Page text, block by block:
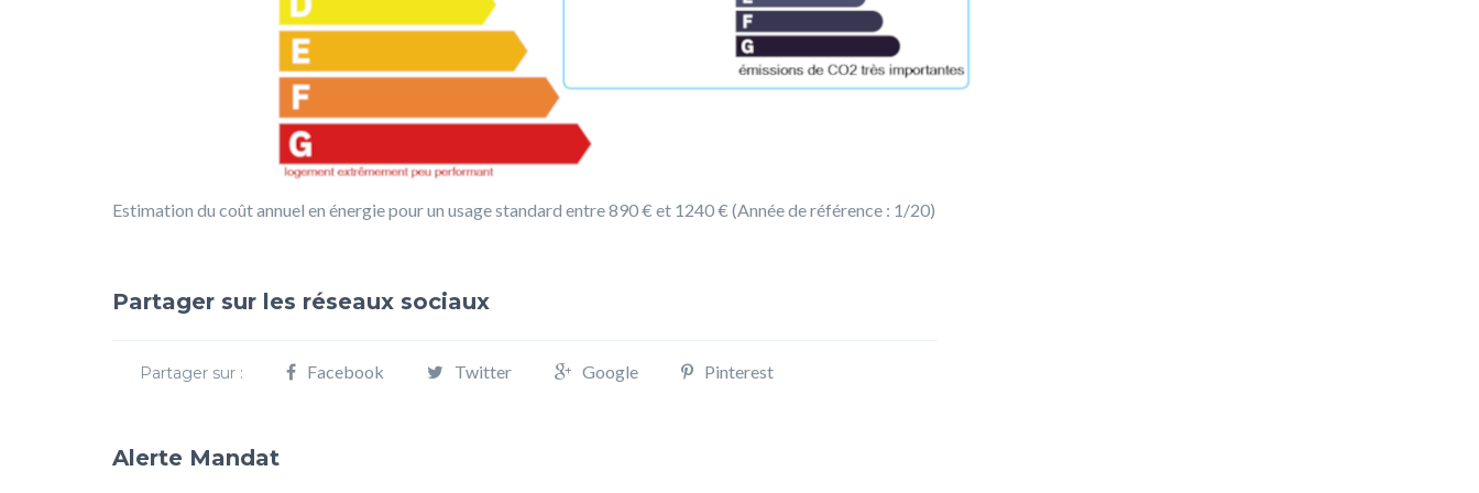
Estimation du coût annuel en énergie pour un usage standard entre 890 € et 1240 € (Année de référence : 1/20)
Partager sur les réseaux sociaux
Partager sur : Facebook Twitter Google Pinterest
Alerte Mandat